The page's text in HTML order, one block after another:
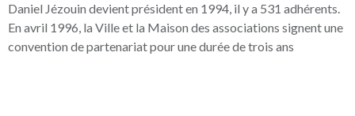
Daniel Jézouin devient président en 1994, il y a 531 adhérents.
En avril 1996, la Ville et la Maison des associations signent une
convention de partenariat pour une durée de trois ans